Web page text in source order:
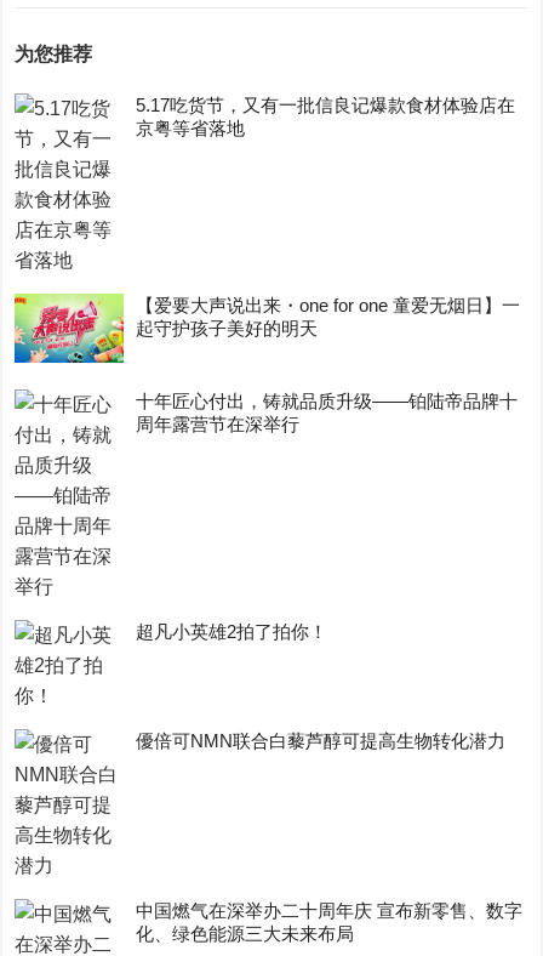
为您推荐
5.17吃货节，又有一批信良记爆款食材体验店在
京粤等省落地
【爱要大声说出来・one for one 童爱无烟日】一
起守护孩子美好的明天
十年匠心付出，铸就品质升级——铂陆帝品牌十
周年露营节在深举行
超凡小英雄2拍了拍你！
優倍可NMN联合白藜芦醇可提高生物转化潜力
中国燃气在深举办二十周年庆 宣布新零售、数字
化、绿色能源三大未来布局